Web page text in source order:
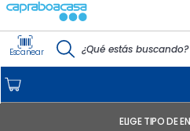
Escanear
ELIGE TIPO DE